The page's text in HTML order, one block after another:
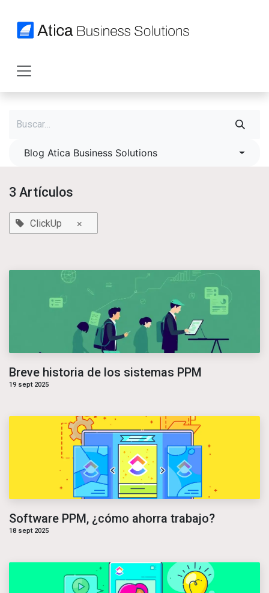
Blog Atica Business Solutions
3 Artículos
ClickUp ×
Breve historia de los sistemas PPM
19 sept 2025
Software PPM, ¿cómo ahorra trabajo?
18 sept 2025